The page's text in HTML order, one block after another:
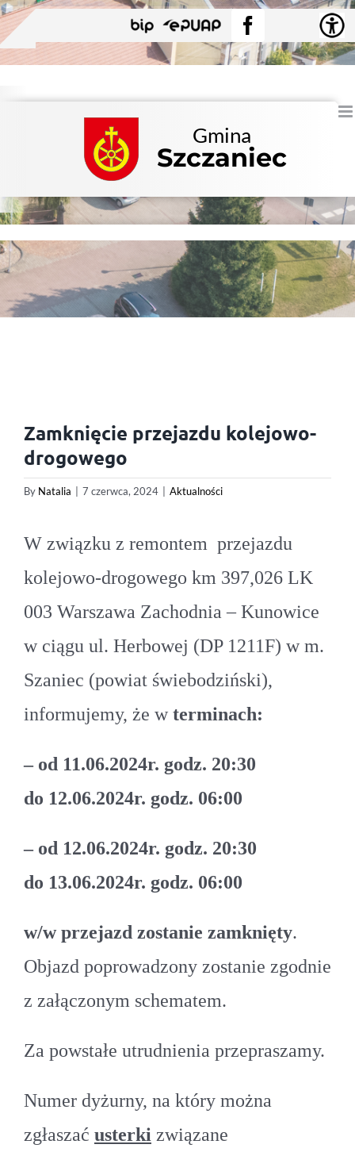
Przejdź
do
zawartości
BIP EPUAPFacebook
Gmina
Szczaniec
Zamknięcie przejazdu kolejowo-
drogowego
By Natalia 7 czerwca, 2024 Aktualności
W związku z remontem przejazdu
kolejowo-drogowego km 397,026 LK
003 Warszawa Zachodnia – Kunowice
w ciągu ul. Herbowej (DP 1211F) w m.
Szaniec (powiat świebodziński),
informujemy, że wterminach:
– od 11.06.2024r. godz. 20:30
do 12.06.2024r. godz. 06:00
– od 12.06.2024r. godz. 20:30
do 13.06.2024r. godz. 06:00
w/w przejazd zostanie zamknięty.
Objazd poprowadzony zostanie zgodnie
z załączonym schematem.
Za powstałe utrudnienia przepraszamy.
Numer dyżurny, na który można
zgłaszać usterki związane